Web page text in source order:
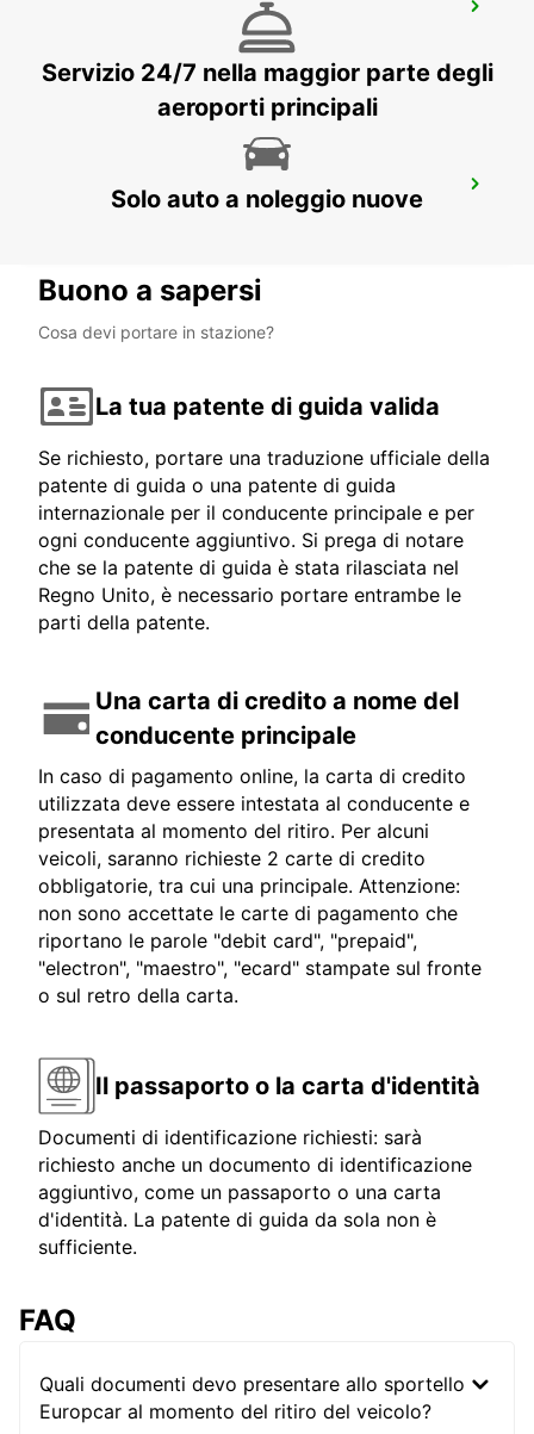
LANDSHUT ST. WOLFGANG
ERDING
Servizio 24/7 nella maggior parte degli
aeroporti principali
Solo auto a noleggio nuove
Buono a sapersi
Cosa devi portare in stazione?
La tua patente di guida valida
Se richiesto, portare una traduzione ufficiale della
patente di guida o una patente di guida
internazionale per il conducente principale e per
ogni conducente aggiuntivo. Si prega di notare
che se la patente di guida è stata rilasciata nel
Regno Unito, è necessario portare entrambe le
parti della patente.
Una carta di credito a nome del
conducente principale
In caso di pagamento online, la carta di credito
utilizzata deve essere intestata al conducente e
presentata al momento del ritiro. Per alcuni
veicoli, saranno richieste 2 carte di credito
obbligatorie, tra cui una principale. Attenzione:
non sono accettate le carte di pagamento che
riportano le parole "debit card", "prepaid",
"electron", "maestro", "ecard" stampate sul fronte
o sul retro della carta.
Il passaporto o la carta d'identità
Documenti di identificazione richiesti: sarà
richiesto anche un documento di identificazione
aggiuntivo, come un passaporto o una carta
d'identità. La patente di guida da sola non è
sufficiente.
FAQ
Quali documenti devo presentare allo sportello
Europcar al momento del ritiro del veicolo?